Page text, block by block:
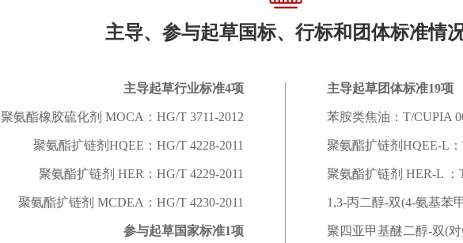
主导、参与起草国标、行标和团体标准情
主导起草行业标准4项
聚氨酯橡胶硫化剂 MOCA：HG/T 3711-2012
聚氨酯扩链剂HQEE：HG/T 4228-2011
聚氨酯扩链剂 HER：HG/T 4229-2011
聚氨酯扩链剂 MCDEA：HG/T 4230-2011
参与起草国家标准1项
主导起草团体标准19项
苯胺类焦油：T/CUPIA
聚氨酯扩链剂HQEE-L：
聚氨酯扩链剂 HER-L ：
1,3-丙二醇-双(4-氨基苯
聚四亚甲基醚二醇-双(对